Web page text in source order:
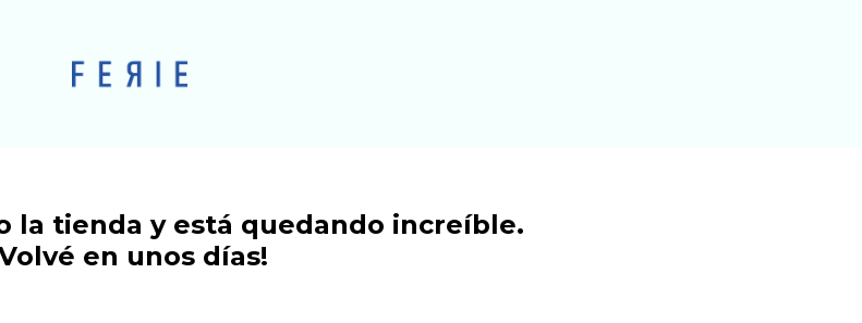
la tienda y está quedando increíble.
en unos días!